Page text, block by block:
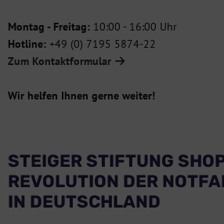
Montag - Freitag: 10:00 - 16:00 Uhr
Hotline: +49 (0) 7195 5874-22
Zum Kontaktformular
Wir helfen Ihnen gerne weiter!
STEIGER STIFTUNG
REVOLUTION DER
IN DEUTSCHLAND